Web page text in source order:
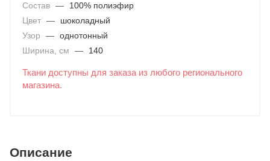
Состав —
100% полиэфир
Цвет —
шоколадный
Узор
— однотонный
Ширина, см
— 140
Ткани доступны для заказа из любого регионального
магазина.
Описание